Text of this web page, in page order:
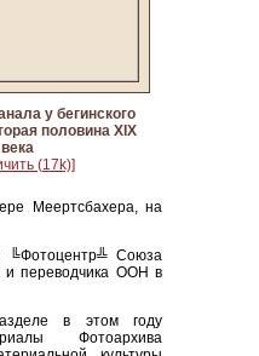
у бегинского
половина XIX
века
(17k)]
Меертсбахера, на
╚Фотоцентр╩ Союза
и переводчика ООН в
в этом году
Фотоархива